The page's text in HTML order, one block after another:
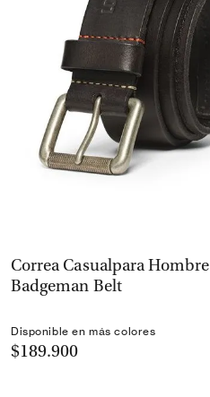
VISTA RÁPIDA
Correa Casualpara Hombre
Badgeman Belt
Disponible en más colores
$189.900